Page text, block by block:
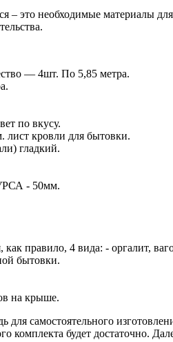
– это необходимые материалы
— 4шт. По 5,85 метра.
по вкусу.
лист кровли для бытовки.
гладкий.
- 50мм.
как правило, 4 вида: - оргалит,
бытовки.
на крыше.
для самостоятельного
комплекта будет достаточно.